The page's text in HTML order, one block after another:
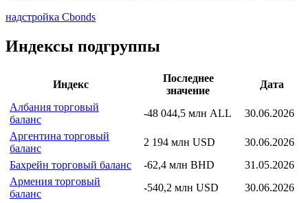
надстройка Cbonds
Индексы подгруппы
Индекс
Последнее
значение
Дата
Албания торговый
баланс
-48 044,5 млн ALL
30.06.2026
Аргентина торговый
баланс
2 194 млн USD
30.06.2026
Бахрейн торговый баланс
-62,4 млн BHD
31.05.2026
Армения торговый
баланс
-540,2 млн USD
30.06.2026